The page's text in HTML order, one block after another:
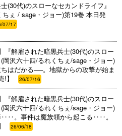
(30代)のスローなセカンドライフ』
ぇ / sage・ジョー)第19巻 本日発
07/17
『解雇された暗黒兵士(30代)のスロー
岡沢六十四/るれくちぇ/sage・ジョー)
はだかる──。地獄からの攻撃が始ま
】
26/07/16
『解雇された暗黒兵士(30代)のスロー
岡沢六十四/るれくちぇ/sage・ジョー)
‥‥。事件は魔族領から起こる‥‥。
26/06/18